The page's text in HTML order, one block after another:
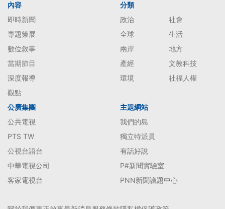
內容
即時新聞
專題策展
數位敘事
當期節目
深度報導
觀點
分類
政治
社會
全球
生活
兩岸
地方
產經
文教科技
環境
社福人權
公廣集團
公共電視
PTS TW
公視台語台
中華電視公司
客家電視台
主題網站
我們的島
獨立特派員
有話好說
P#新聞實驗室
PNN新聞議題中心